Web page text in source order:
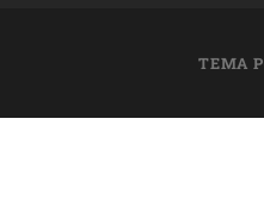
TEMA